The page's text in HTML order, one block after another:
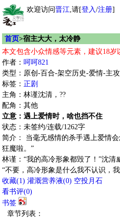
欢迎访问晋江,请[登入/注册]
首页>宿主大大，太冷静
本文包含小众情感等元素，建议18岁
作者： 呵呵821
类型：原创-百合-架空历史-爱情-主
标签： 正剧
主角：林谨沈清，??
配角：其他
立意：遇上爱情时，啥也挡不住
状态：未签约/连载/1262字
简介： 当毫无感情的杀手遇上爱情
狂魔啦。”
林谨：“我的高冷形象都毁了！”沈清
“不要，高冷形象是什么我不认识，
收藏(1) 灌溉营养液(0) 空投月石
看书评(0)
书签
章节列表：